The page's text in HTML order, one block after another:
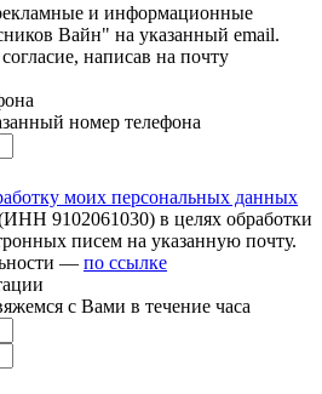
и информационные
Вайн" на указанный email.
написав на почту
номер телефона
моих персональных данных
9102061030) в целях обработки
писем на указанную почту.
— по ссылке
с Вами в течение часа